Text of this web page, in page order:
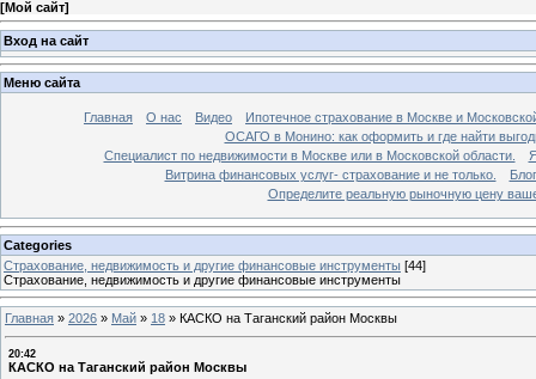
[Мой сайт]
Вход на сайт
Меню сайта
Главная О нас Видео
Ипотечное страхование в Москве и
ОСАГО в Монино: как оформить и где найти
Специалист по недвижимости в Москве или в Московской области.
Витрина финансовых услуг- страхование и не только.
Блог
Определите реальную рыночную цену
Categories
Страхование, недвижимость и другие финансовые инструменты [44]
Страхование, недвижимость и другие финансовые инструменты
Главная » 2026 » Май » 18 » КАСКО на Таганский район Москвы
20:42
КАСКО на Таганский район Москвы